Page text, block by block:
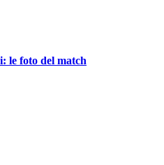
le foto del match